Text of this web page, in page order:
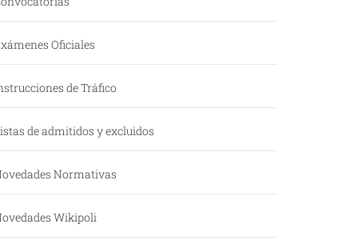
Oficiales
de Tráfico
de admitidos y excluidos
Normativas
Wikipoli